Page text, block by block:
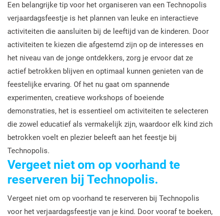
Een belangrijke tip voor het organiseren van een Technopolis
verjaardagsfeestje is het plannen van leuke en interactieve
activiteiten die aansluiten bij de leeftijd van de kinderen. Door
activiteiten te kiezen die afgestemd zijn op de interesses en
het niveau van de jonge ontdekkers, zorg je ervoor dat ze
actief betrokken blijven en optimaal kunnen genieten van de
feestelijke ervaring. Of het nu gaat om spannende
experimenten, creatieve workshops of boeiende
demonstraties, het is essentieel om activiteiten te selecteren
die zowel educatief als vermakelijk zijn, waardoor elk kind zich
betrokken voelt en plezier beleeft aan het feestje bij
Technopolis.
Vergeet niet om op voorhand te
reserveren bij Technopolis.
Vergeet niet om op voorhand te reserveren bij Technopolis
voor het verjaardagsfeestje van je kind. Door vooraf te boeken,